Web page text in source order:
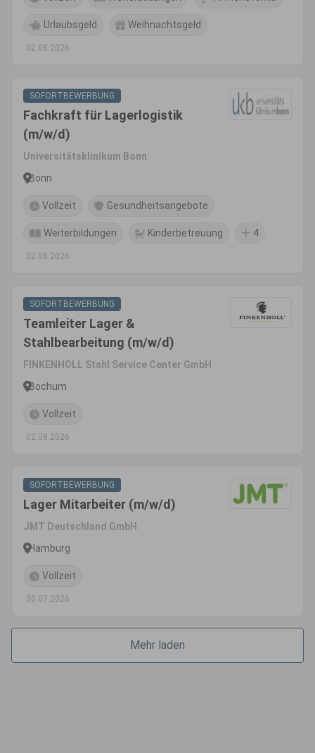
Urlaubsgeld Weihnachtsgeld
02.08.2026
SOFORTBEWERBUNG
Fachkraft für Lagerlogistik
(m/w/d)
Universitätsklinikum Bonn
Bonn
Vollzeit Gesundheitsangebote
Weiterbildungen Kinderbetreuung 4
02.08.2026
SOFORTBEWERBUNG
Teamleiter Lager &
Stahlbearbeitung (m/w/d)
FINKENHOLL Stahl Service Center GmbH
Bochum
Vollzeit
02.08.2026
SOFORTBEWERBUNG
Lager Mitarbeiter (m/w/d)
JMT Deutschland GmbH
Hamburg
Vollzeit
30.07.2026
Mehr laden